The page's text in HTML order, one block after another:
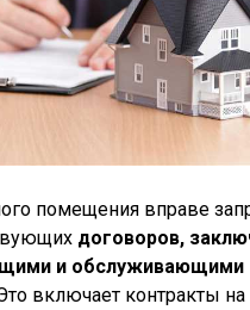
помещения вправе
договоров,
и обслуживающими
включает контракты на